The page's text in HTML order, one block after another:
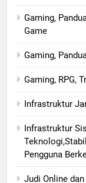
Gaming,
Game
Gaming,
Gaming, RPG,
Infrastruktur
Infrastruktur
Pengguna
Judi Online